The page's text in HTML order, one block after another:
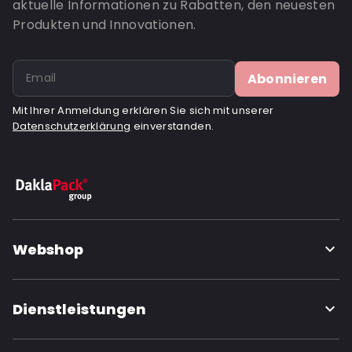
Bottom gusset: 55
Valve: Mit Ventil
aktuelle Informationen zu Rabatten, den neuesten
Produkten und Innovationen.
Abonnieren
Mit Ihrer Anmeldung erklären Sie sich mit unserer
Datenschutzerklärung einverstanden.
Webshop
Dienstleistungen